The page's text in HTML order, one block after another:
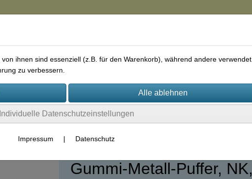
Gummi-Metall-Puffer, NK,
ihnen sind essenziell (z.B. für den Warenkorb), während andere verwendet
zu verbessern.
Individuelle Datenschutzeinstellungen
Impressum | Datenschutz